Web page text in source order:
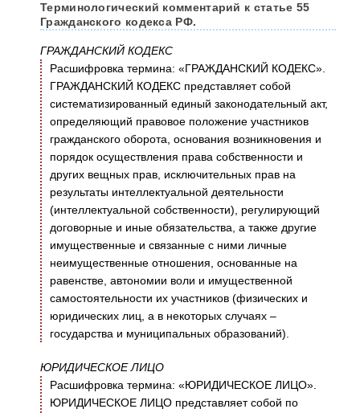
Терминологический комментарий к статье 55
Гражданского кодекса РФ.
ГРАЖДАНСКИЙ КОДЕКС
Расшифровка термина: «ГРАЖДАНСКИЙ КОДЕКС».
ГРАЖДАНСКИЙ КОДЕКС представляет собой
систематизированный единый законодательный акт,
определяющий правовое положение участников
гражданского оборота, основания возникновения и
порядок осуществления права собственности и
других вещных прав, исключительных прав на
результаты интеллектуальной деятельности
(интеллектуальной собственности), регулирующий
договорные и иные обязательства, а также другие
имущественные и связанные с ними личные
неимущественные отношения, основанные на
равенстве, автономии воли и имущественной
самостоятельности их участников (физических и
юридических лиц, а в некоторых случаях –
государства и муниципальных образований).
ЮРИДИЧЕСКОЕ ЛИЦО
Расшифровка термина: «ЮРИДИЧЕСКОЕ ЛИЦО».
ЮРИДИЧЕСКОЕ ЛИЦО представляет собой по